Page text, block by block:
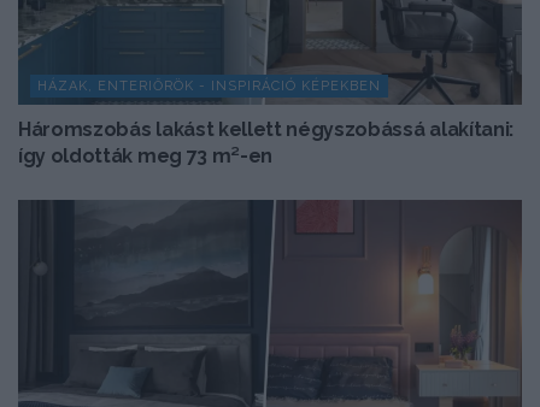
HÁZAK, ENTERIŐRÖK - INSPIRÁCIÓ KÉPEKBEN
Háromszobás lakást kellett négyszobássá alakítani:
így oldották meg 73 m²-en